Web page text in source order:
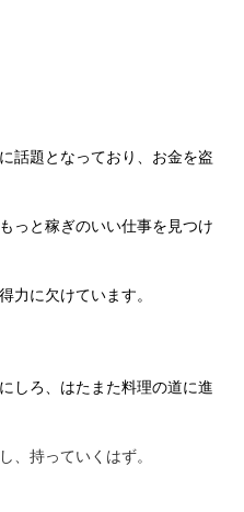
話題となっており、お金を盗
っと稼ぎのいい仕事を見つけ
力に欠けています。
しろ、はたまた料理の道に進
、持っていくはず。